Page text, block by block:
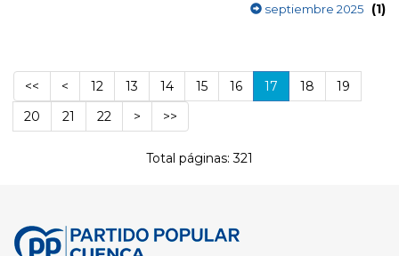
septiembre 2025 (1)
<< < 12 13 14 15 16 17 18
19
20
21 22 > >>
Total páginas: 321